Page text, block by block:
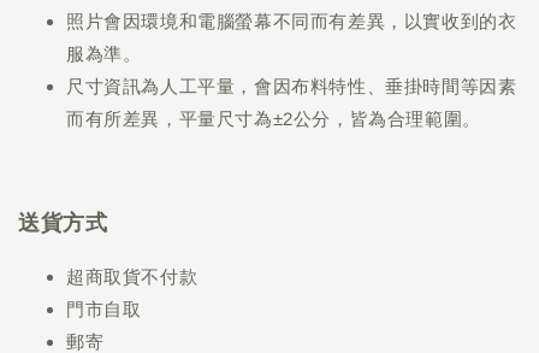
照片會因環境和電腦螢幕不同而有差異，以實收到的衣
服為準。
尺寸資訊為人工平量，會因布料特性、垂掛時間等因素
而有所差異，平量尺寸為±2公分，皆為合理範圍。
送貨方式
超商取貨不付款
門市自取
郵寄